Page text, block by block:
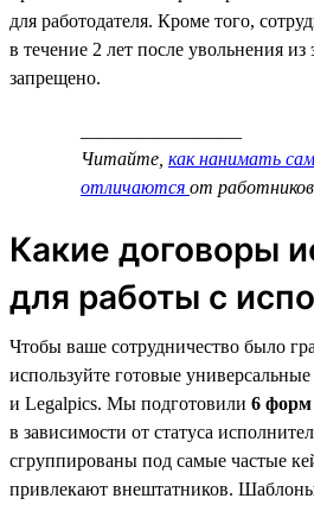
для работодателя. Кроме того,
в течение 2 лет после увольнения
запрещено.
Читайте, как нанимать
отличаются от
Какие договоры
для работы с
Чтобы ваше сотрудничество было
используйте готовые
и Legalpics. Мы подготовили 6
в зависимости от статуса
сгруппированы под самые частые
привлекают внештатников.